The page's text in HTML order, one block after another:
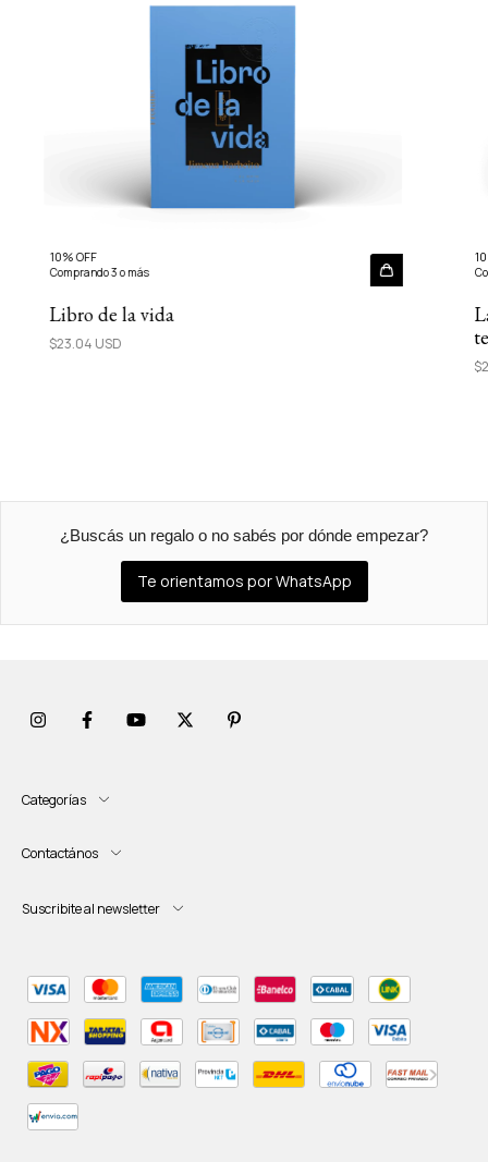
10% OFF
Comprando 3 o más
Libro de la vida
$23.04 USD
¿Buscás un regalo o no sabés por dónde empezar?
Te orientamos por WhatsApp
Categorías
Contactános
Suscribite al newsletter